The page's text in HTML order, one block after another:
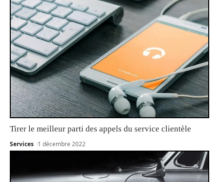
Tirer le meilleur parti des appels du service clientèle
Services 1 décembre 2022